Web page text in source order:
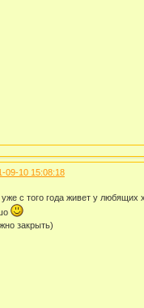
09-10 15:08:18
уже с того года живет у любящих
закрыть)